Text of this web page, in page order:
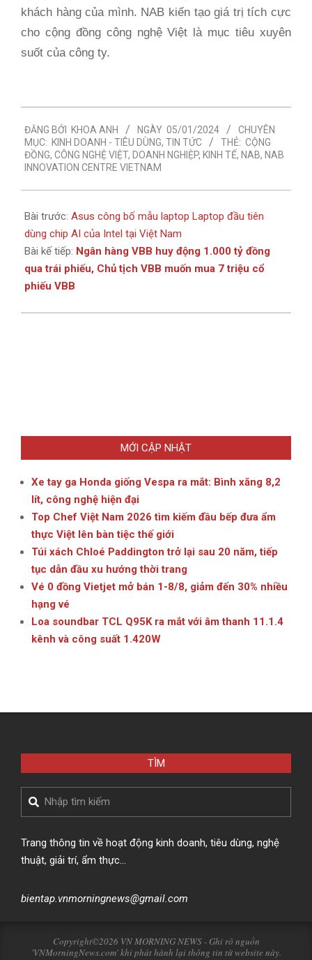
khách hàng của mình. NAB kiến tạo giá trị tích cực
cho cộng đồng công nghệ Việt là mục tiêu xuyên
suốt của công ty.
01-
05
ĐĂNG BỞI KHOA ANH NGÀY 05/01/2024
CHUYÊN
MỤC: KINH DOANH - TIÊU DÙNG, TIN TỨC THẺ: CỘNG
ĐỒNG, CÔNG NGHỆ VIỆT, DOANH NGHIỆP, KINH TẾ, NAB, NAB
INNOVATION CENTRE VIETNAM
Bài trước: Asus công bố mẫu laptop Laptop đầu tiên
dùng chip AI của Intel tại Việt Nam
Bài kế tiếp: Ngân hàng VBB huy động 1.000 tỷ đồng
qua trái phiếu, Chủ tịch VBB muốn mua 7 triệu cổ
phiếu VBB
MỚI CẬP NHẬT
Xe tay ga Honda giống Vespa ra mắt: Bình xăng 8,2
lít, công nghệ hiện đại
Top Chef Việt Nam 2026 tìm kiếm đầu bếp đưa ẩm
thực Việt lên bàn tiệc thế giới
Túi xách Chloé Paddington trở lại sau 20 năm, tiếp
tục dẫn đầu xu hướng thời trang
Vé 0 đồng Vietjet mở bán 1-8/8, giảm đến 30% nhiều
hạng vé
Loa soundbar TCL Q95K ra mắt với âm thanh 11.1.4
kênh và công suất 1.420W
TÌM
Search
Trang thông tin về hoạt động kinh doanh, tiêu dùng, nghệ
thuật, giải trí, ẩm thực…
bientap.vnmorningnews@gmail.com
Copyright©2026 VN MORNING NEWS - Ghi rõ nguồn
'VNMorningNews.com' khi phát hành lại thông tin từ website này.